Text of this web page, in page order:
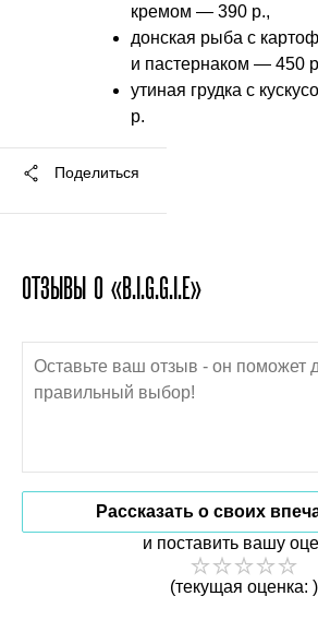
кремом — 390 р.,
донская рыба с
и пастернаком — 450
утиная грудка с
р.
Поделиться
ОТЗЫВЫ О «B.I.G.G.I.E»
Рассказать о своих
и поставить вашу
(текущая оценка: )